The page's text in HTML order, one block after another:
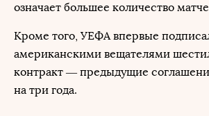
означает большее количество
Кроме того, УЕФА впервые
американскими вещателями
контракт — предыдущие
на три года.